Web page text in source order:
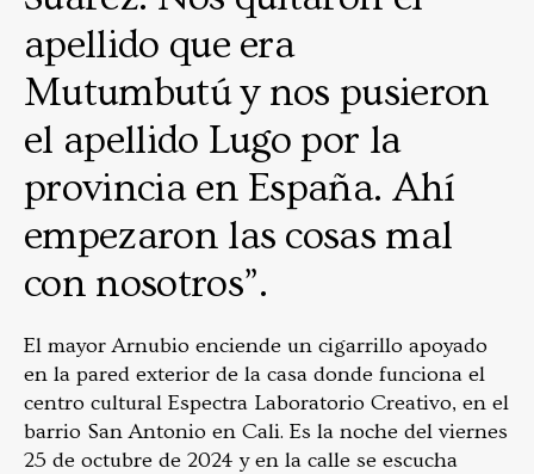
apellido que era
Mutumbutú y nos pusieron
el apellido Lugo por la
provincia en España. Ahí
empezaron las cosas mal
con nosotros”.
El mayor Arnubio enciende un cigarrillo apoyado
en la pared exterior de la casa donde funciona el
centro cultural Espectra Laboratorio Creativo, en el
barrio San Antonio en Cali. Es la noche del viernes
25 de octubre de 2024 y en la calle se escucha